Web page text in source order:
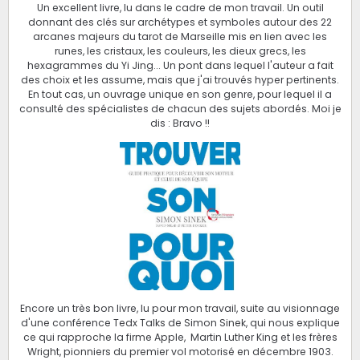
Un excellent livre, lu dans le cadre de mon travail. Un outil
donnant des clés sur archétypes et symboles autour des 22
arcanes majeurs du tarot de Marseille mis en lien avec les
runes, les cristaux, les couleurs, les dieux grecs, les
hexagrammes du Yi Jing... Un pont dans lequel l'auteur a fait
des choix et les assume, mais que j'ai trouvés hyper pertinents.
En tout cas, un ouvrage unique en son genre, pour lequel il a
consulté des spécialistes de chacun des sujets abordés. Moi je
dis : Bravo !!
Encore un très bon livre, lu pour mon travail, suite au visionnage
d'une conférence Tedx Talks de Simon Sinek, qui nous explique
ce qui rapproche la firme Apple, Martin Luther King et les frères
Wright, pionniers du premier vol motorisé en décembre 1903.